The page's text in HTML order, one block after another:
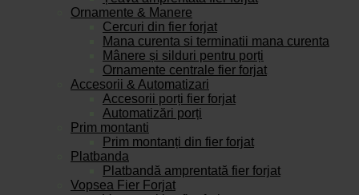
Ornamente & Manere
Cercuri din fier forjat
Mana curenta si terminatii mana curenta
Mânere și silduri pentru porți
Ornamente centrale fier forjat
Accesorii & Automatizari
Accesorii porți fier forjat
Automatizări porți
Prim montanti
Prim montanți din fier forjat
Platbanda
Platbandă amprentată fier forjat
Vopsea Fier Forjat